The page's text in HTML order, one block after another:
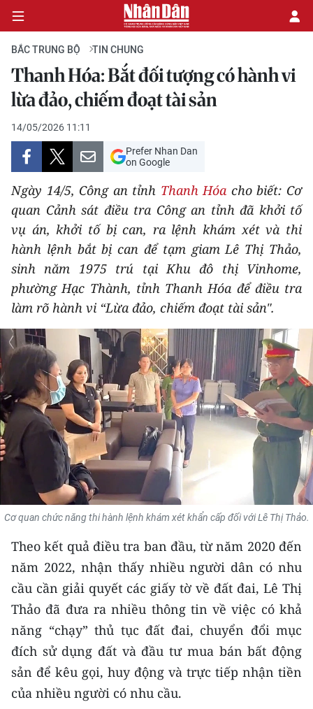
CHÍNH TRỊ
KINH TẾ
VĂN HÓA
XÃ HỘI
PHÁP LUẬT
DU LỊCH
THẾ GIỚI
THỂ THAO
GIÁO DỤC
Y TẾ
KHOA HỌC - CÔNG NGHỆ
MÔI TRƯỜNG
BẠN ĐỌC
TRI THỨC CHUYÊN SÂU
54 DÂN TỘC VIỆT NAM
CHƯƠNG TRÌNH OCOP - MỖI XÃ
MỘT SẢN PHẨM
RADIO
BẮC TRUNG BỘ TIN CHUNG
Thanh Hóa: Bắt đối tượng có hành vi
lừa đảo, chiếm đoạt tài sản
14/05/2026 11:11
Prefer Nhan Dan
on Google
Ngày 14/5, Công an tỉnh Thanh Hóa cho biết: Cơ
quan Cảnh sát điều tra Công an tỉnh đã khởi tố
vụ án, khởi tố bị can, ra lệnh khám xét và thi
hành lệnh bắt bị can để tạm giam Lê Thị Thảo,
sinh năm 1975 trú tại Khu đô thị Vinhome,
phường Hạc Thành, tỉnh Thanh Hóa để điều tra
làm rõ hành vi “Lừa đảo, chiếm đoạt tài sản".
Cơ quan chức năng thi hành lệnh khám xét khẩn cấp đối với Lê Thị Thảo.
Theo kết quả điều tra ban đầu, từ năm 2020 đến
năm 2022, nhận thấy nhiều người dân có nhu
cầu cần giải quyết các giấy tờ về đất đai, Lê Thị
Thảo đã đưa ra nhiều thông tin về việc có khả
năng “chạy” thủ tục đất đai, chuyển đổi mục
đích sử dụng đất và đầu tư mua bán bất động
sản để kêu gọi, huy động và trực tiếp nhận tiền
của nhiều người có nhu cầu.